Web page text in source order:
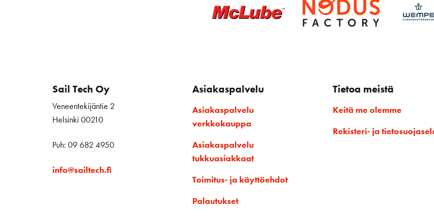
Sail Tech Oy
Veneentekijäntie 2
Helsinki 00210
Puh: 09 682 4950
info@sailtech.fi
Asiakaspalvelu
Asiakaspalvelu
verkkokauppa
Asiakaspalvelu
tukkuasiakkaat
Toimitus- ja käyttöehdot
Palautukset
Tietoa meistä
Keitä me olemme
Rekisteri- ja